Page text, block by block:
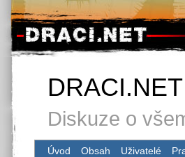
Diskuze o
Úvod Obsah Uživatelé